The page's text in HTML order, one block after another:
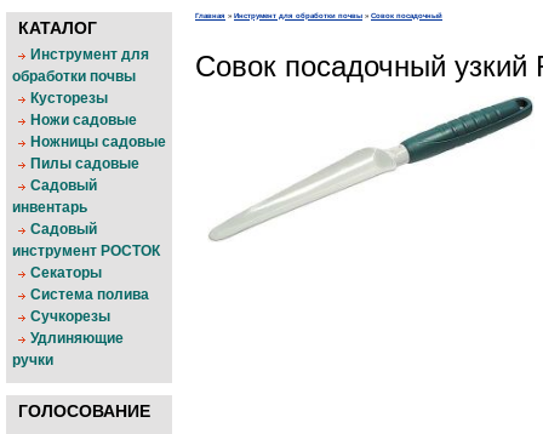
КАТАЛОГ
Инструмент для
обработки почвы
Кусторезы
Ножи садовые
Ножницы садовые
Пилы садовые
Садовый
инвентарь
Садовый
инструмент РОСТОК
Секаторы
Система полива
Сучкорезы
Удлиняющие
ручки
ГОЛОСОВАНИЕ
Главная » Инструмент для обработки почвы » Совок посадочный
Совок посадочный узкий